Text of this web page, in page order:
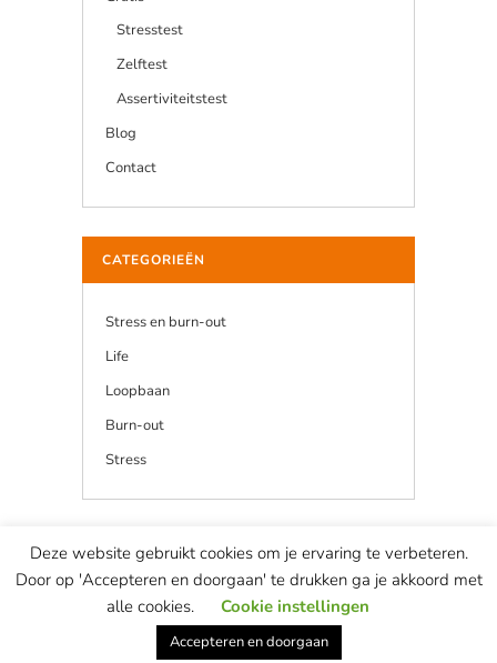
Stresstest
Zelftest
Assertiviteitstest
Blog
Contact
CATEGORIEËN
Stress en burn-out
Life
Loopbaan
Burn-out
Stress
© Copyright Marian van de Berg — website & concept ontwikkeld door
most remarkable
This site is protected by reCAPTCHA and the GooglePrivacy Policy
Terms of Serviceapply.
—Algemene voorwaarden
Deze website gebruikt cookies om je ervaring te verbeteren.
Door op 'Accepteren en doorgaan' te drukken ga je akkoord met
alle cookies.
Cookie instellingen
Accepteren en doorgaan